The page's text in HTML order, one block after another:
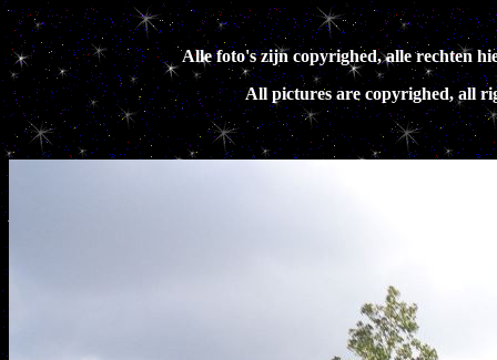
Alle foto's zijn copyrighed, alle rechten
All pictures are copyrighed, all